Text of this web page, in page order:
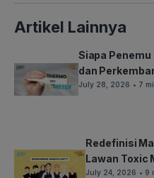
Artikel Lainnya
Siapa
dan
July 28, 2026 • 7
Redefinisi
Lawan Toxic
July 24, 2026 • 9